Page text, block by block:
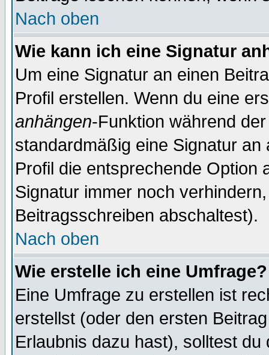
Nach oben
Wie kann ich eine Signatur
Um eine Signatur an einen
Profil erstellen. Wenn du eine
anhängen-Funktion während
standardmäßig eine Signatur
Profil die entsprechende Option
Signatur immer noch
Beitragsschreiben abschaltest).
Nach oben
Wie erstelle ich eine Umfrage?
Eine Umfrage zu erstellen ist
erstellst (oder den ersten
Erlaubnis dazu hast), solltest